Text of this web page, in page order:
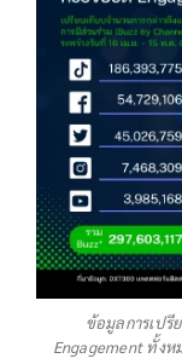
ข้อมูลการเปรี
Engagement ทั้งห